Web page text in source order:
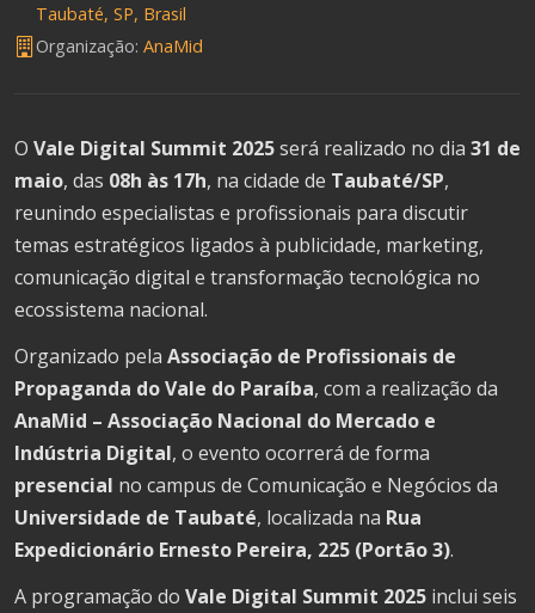
Taubaté, SP, Brasil
Organização: AnaMid
O Vale Digital Summit 2025será realizado no dia 31 de
maio, das 08h às 17h, na cidade de Taubaté/SP,
reunindo especialistas e profissionais para discutir
temas estratégicos ligados à publicidade, marketing,
comunicação digital e transformação tecnológica no
ecossistema nacional.
Organizado pela Associação de Profissionais de
Propaganda do Vale do Paraíba, com a realização da
AnaMid – Associação Nacional do Mercado e
Indústria Digital, o evento ocorrerá de forma
presencial no campus de Comunicação e Negócios da
Universidade de Taubaté, localizada na Rua
Expedicionário Ernesto Pereira, 225 (Portão 3).
A programação do Vale Digital Summit 2025 inclui seis